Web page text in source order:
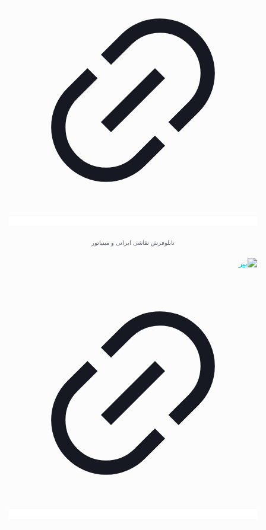
تابلوفرش نقاشی ایرانی و مینیاتور